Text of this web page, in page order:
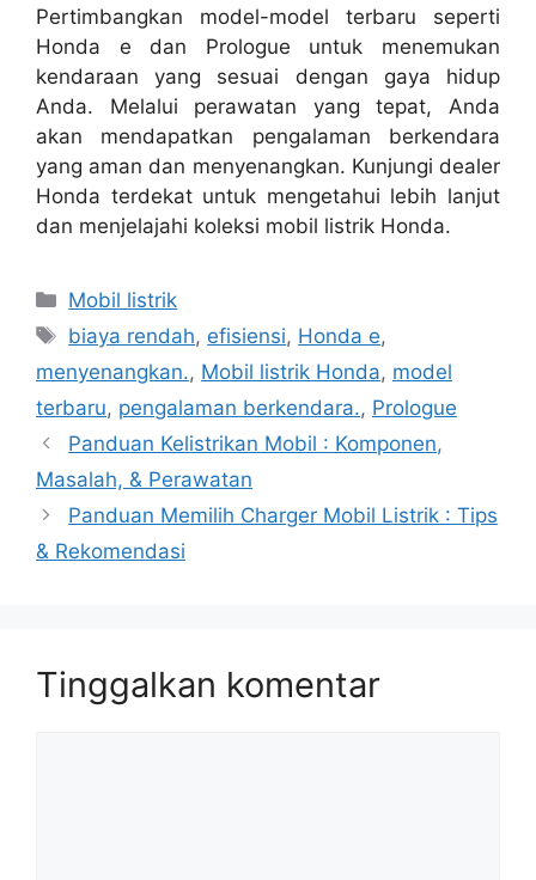
Pertimbangkan model-model terbaru seperti
Honda e dan Prologue untuk menemukan
kendaraan yang sesuai dengan gaya hidup
Anda. Melalui perawatan yang tepat, Anda
akan mendapatkan pengalaman berkendara
yang aman dan menyenangkan. Kunjungi dealer
Honda terdekat untuk mengetahui lebih lanjut
dan menjelajahi koleksi mobil listrik Honda.
Kategori
Mobil listrik
Tag
biaya rendah, efisiensi, Honda e,
menyenangkan., Mobil listrik Honda, model
terbaru, pengalaman berkendara., Prologue
Panduan Kelistrikan Mobil : Komponen,
Masalah, & Perawatan
Panduan Memilih Charger Mobil Listrik : Tips
& Rekomendasi
Tinggalkan komentar